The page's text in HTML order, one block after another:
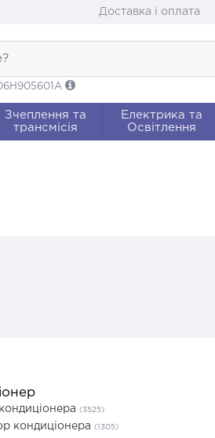
Доставка і оплата
Зчеплення та
трансмісія
Електрика та
Освітлення
(3525)
кондиціонера (1305)